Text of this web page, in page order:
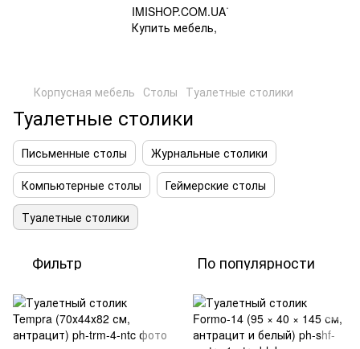
Корпусная мебель Столы Туалетные столики
Туалетные столики
Письменные столы
Журнальные столики
Компьютерные столы
Геймерские столы
Туалетные столики
Фильтр По популярности